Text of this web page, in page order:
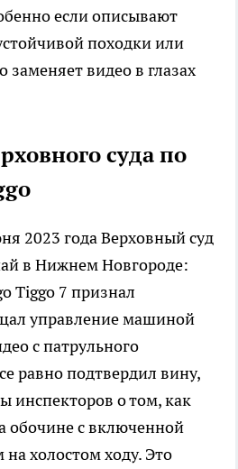
если описывают
походки или
заменяет видео в глазах
суда по
2023 года Верховный суд
в Нижнем Новгороде:
Tiggo 7 признал
управление машиной
с патрульного
равно подтвердил вину,
инспекторов о том, как
обочине с включенной
холостом ходу. Это